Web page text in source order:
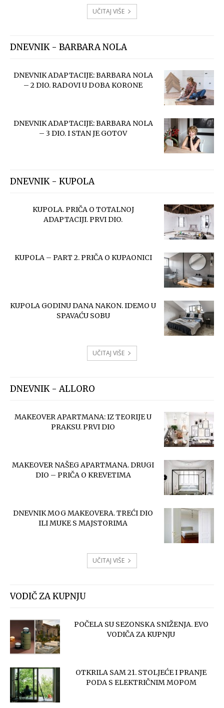
UČITAJ VIŠE
DNEVNIK - BARBARA NOLA
DNEVNIK ADAPTACIJE: BARBARA NOLA
– 2 DIO. RADOVI U DOBA KORONE
DNEVNIK ADAPTACIJE: BARBARA NOLA
– 3 DIO. I STAN JE GOTOV
DNEVNIK - KUPOLA
KUPOLA. PRIČA O TOTALNOJ
ADAPTACIJI. PRVI DIO.
KUPOLA – PART 2. PRIČA O KUPAONICI
KUPOLA GODINU DANA NAKON. IDEMO U
SPAVAĆU SOBU
UČITAJ VIŠE
DNEVNIK - ALLORO
MAKEOVER APARTMANA: IZ TEORIJE U
PRAKSU. PRVI DIO
MAKEOVER NAŠEG APARTMANA. DRUGI
DIO – PRIČA O KREVETIMA
DNEVNIK MOG MAKEOVERA. TREĆI DIO
ILI MUKE S MAJSTORIMA
UČITAJ VIŠE
VODIČ ZA KUPNJU
POČELA SU SEZONSKA SNIŽENJA. EVO
VODIČA ZA KUPNJU
OTKRILA SAM 21. STOLJEĆE I PRANJE
PODA S ELEKTRIČNIM MOPOM